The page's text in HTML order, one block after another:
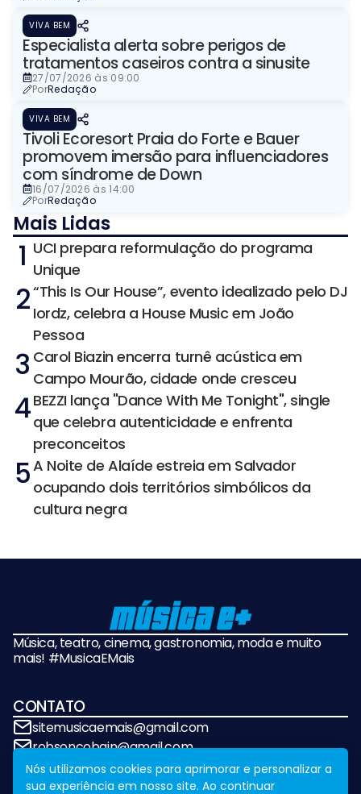
VIVA BEM
Especialista alerta sobre perigos de
tratamentos caseiros contra a sinusite
27/07/2026 às 09:00
PorRedação
VIVA BEM
Tivoli Ecoresort Praia do Forte e Bauer
promovem imersão para influenciadores
com síndrome de Down
16/07/2026 às 14:00
PorRedação
Mais Lidas
1 UCI prepara reformulação do programa
Unique
2“This Is Our House”, evento idealizado pelo DJ
Iordz, celebra a House Music em João
Pessoa
3 Carol Biazin encerra turnê acústica em
Campo Mourão, cidade onde cresceu
4BEZZI lança "Dance With Me Tonight", single
que celebra autenticidade e enfrenta
preconceitos
5A Noite de Alaíde estreia em Salvador
ocupando dois territórios simbólicos da
cultura negra
Música, teatro, cinema, gastronomia, moda e muito
mais! #MusicaEMais
CONTATO
sitemusicaemais@gmail.com
robsoncobain@gmail.com
Nós utilizamos cookies para aprimorar e personalizar a
sua experiência em nosso site. Ao continuar